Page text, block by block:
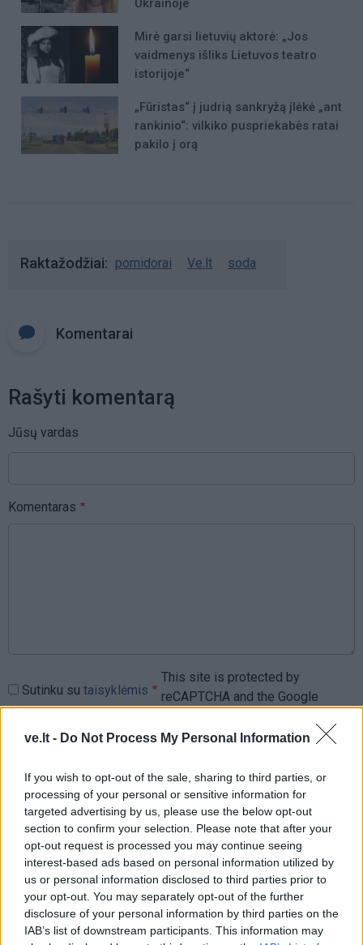
ve.lt - Do Not Process My Personal Information
If you wish to opt-out of the sale, sharing to third parties, or
processing of your personal or sensitive information for
targeted advertising by us, please use the below opt-out
section to confirm your selection. Please note that after your
opt-out request is processed you may continue seeing
interest-based ads based on personal information utilized by
us or personal information disclosed to third parties prior to
your opt-out. You may separately opt-out of the further
disclosure of your personal information by third parties on the
IAB’s list of downstream participants. This information may
Ukrainoje
Mirė garsi lietuvių aktorė: „Jos
vaidmenys išliks Lietuvos teatro
istorijoje“
„Fūristas“ į judrią sankryžą įlėkė „ant
rankinio“: vilkiko puspriekabės ratai
pakilo į orą
Raktažodžiai pomidorai Ve.lt soda
Komentarai
Rašyti komentarą
Jūsų vardas
Komentaras
Sutinku su taisyklėmis
This site is protected by
reCAPTCHA and the Google
Service apply.